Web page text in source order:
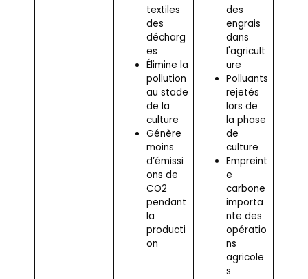
textiles
des
décharg
es
Élimine la
pollution
au stade
de la
culture
Génère
moins
d’émissi
ons de
CO2
pendant
la
producti
on
des
engrais
dans
l'agricult
ure
Polluants
rejetés
lors de
la phase
de
culture
Empreint
e
carbone
importa
nte des
opératio
ns
agricole
s